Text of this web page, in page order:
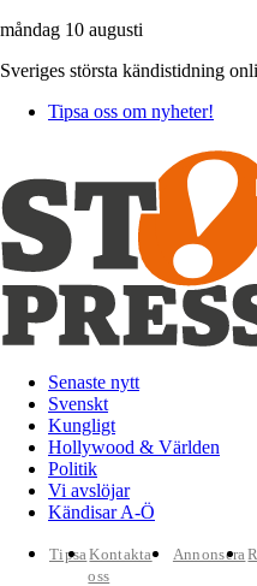
måndag 10 augusti
Sveriges största kändistidning
Tipsa oss om nyheter!
Senaste nytt
Svenskt
Kungligt
Hollywood & Världen
Politik
Vi avslöjar
Kändisar A-Ö
TipsaKontakta
oss
Annonsera